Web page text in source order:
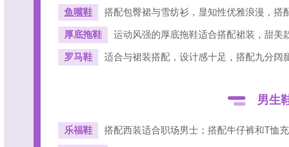
鱼嘴鞋 搭配包臀裙与雪纺衫，显知性优雅浪漫，搭
厚底拖鞋 运动风强的厚底拖鞋适合搭配裙装，甜美
罗马鞋 适合与裙装搭配，设计感十足，搭配九分阔
男生
乐福鞋 搭配西装适合职场男士；搭配牛仔裤和T恤